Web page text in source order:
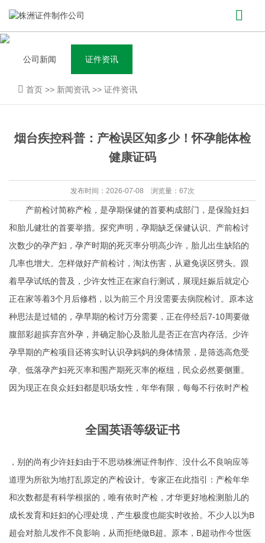
公司新闻 证件资讯
首页 >> 新闻资讯 >> 证件资讯
烟台疾控科普：产检误区知多少！怀孕能体检
健康证码
发布时间：2026-07-08 浏览量：67次
产前检讨简称产检，是孕期保健的首要构成部门，是保险妊妇
和胎儿健壮的首要举措。探究声明，孕期缺乏保健认识、产前检讨
次数少的孕产妇，孕产时期的死灭率分明高少许，胎儿出生缺陷的
几率也增大。怎样做好产前检讨，淘汰伤害，从避免误区劈头。跟
着早孕试纸的普及，少许女性正在家自行测试，展现妊娠后就定心
正在家等着3个月后修档，以为前三个月没需要去病院检讨。原本这
种思法是过错的，孕早期的检讨万分需要，正在停经后7-10周要做
腹部彩超摈弃宫外孕，并确定胎心及胎儿是否正在宫内存活。少许
孕早期的产检项目还将实时认识孕妈妈的身体情景，是筛选高危受
孕、低落孕产妇死灭率和围产期死灭率的枢纽，民众必然要侧重。
因为现正在良众妊妇都是职场女性，年华有限，每每不行依时产检
全国英语等级证书
，别的尚有少许妊妇由于不思动株洲证件制作 、没什么不良响应等
道理为所欲为地打乱原定的产检设计。专家正在此指引：产检年华
和次数都是有科学根据的，唯有依时产检，才华更好地检测胎儿的
成长发育和妊妇的心理处境，产生极度也能实时收拾。不少人以为B
超会对胎儿发作不良影响，从而拒绝做B超。原本，B超动作今世医